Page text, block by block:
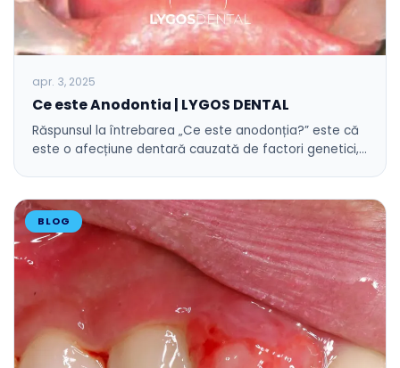
apr. 3, 2025
Ce este Anodontia | LYGOS DENTAL
Răspunsul la întrebarea „Ce este anodonția?” este că
este o afecțiune dentară cauzată de factori genetici,…
BLOG